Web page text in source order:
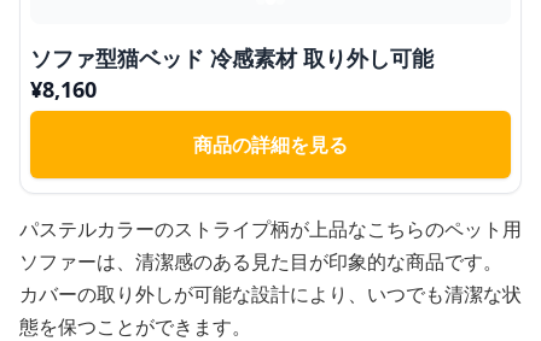
ソファ型猫ベッド 冷感素材 取り外し可能
¥8,160
商品の詳細を見る
パステルカラーのストライプ柄が上品なこちらのペット用
ソファーは、清潔感のある見た目が印象的な商品です。
カバーの取り外しが可能な設計により、いつでも清潔な状
態を保つことができます。